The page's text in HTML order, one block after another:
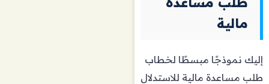
مالية
إليك نموذجًا مبسطًا لخطاب
طلب مساعدة مالية للاستدلال